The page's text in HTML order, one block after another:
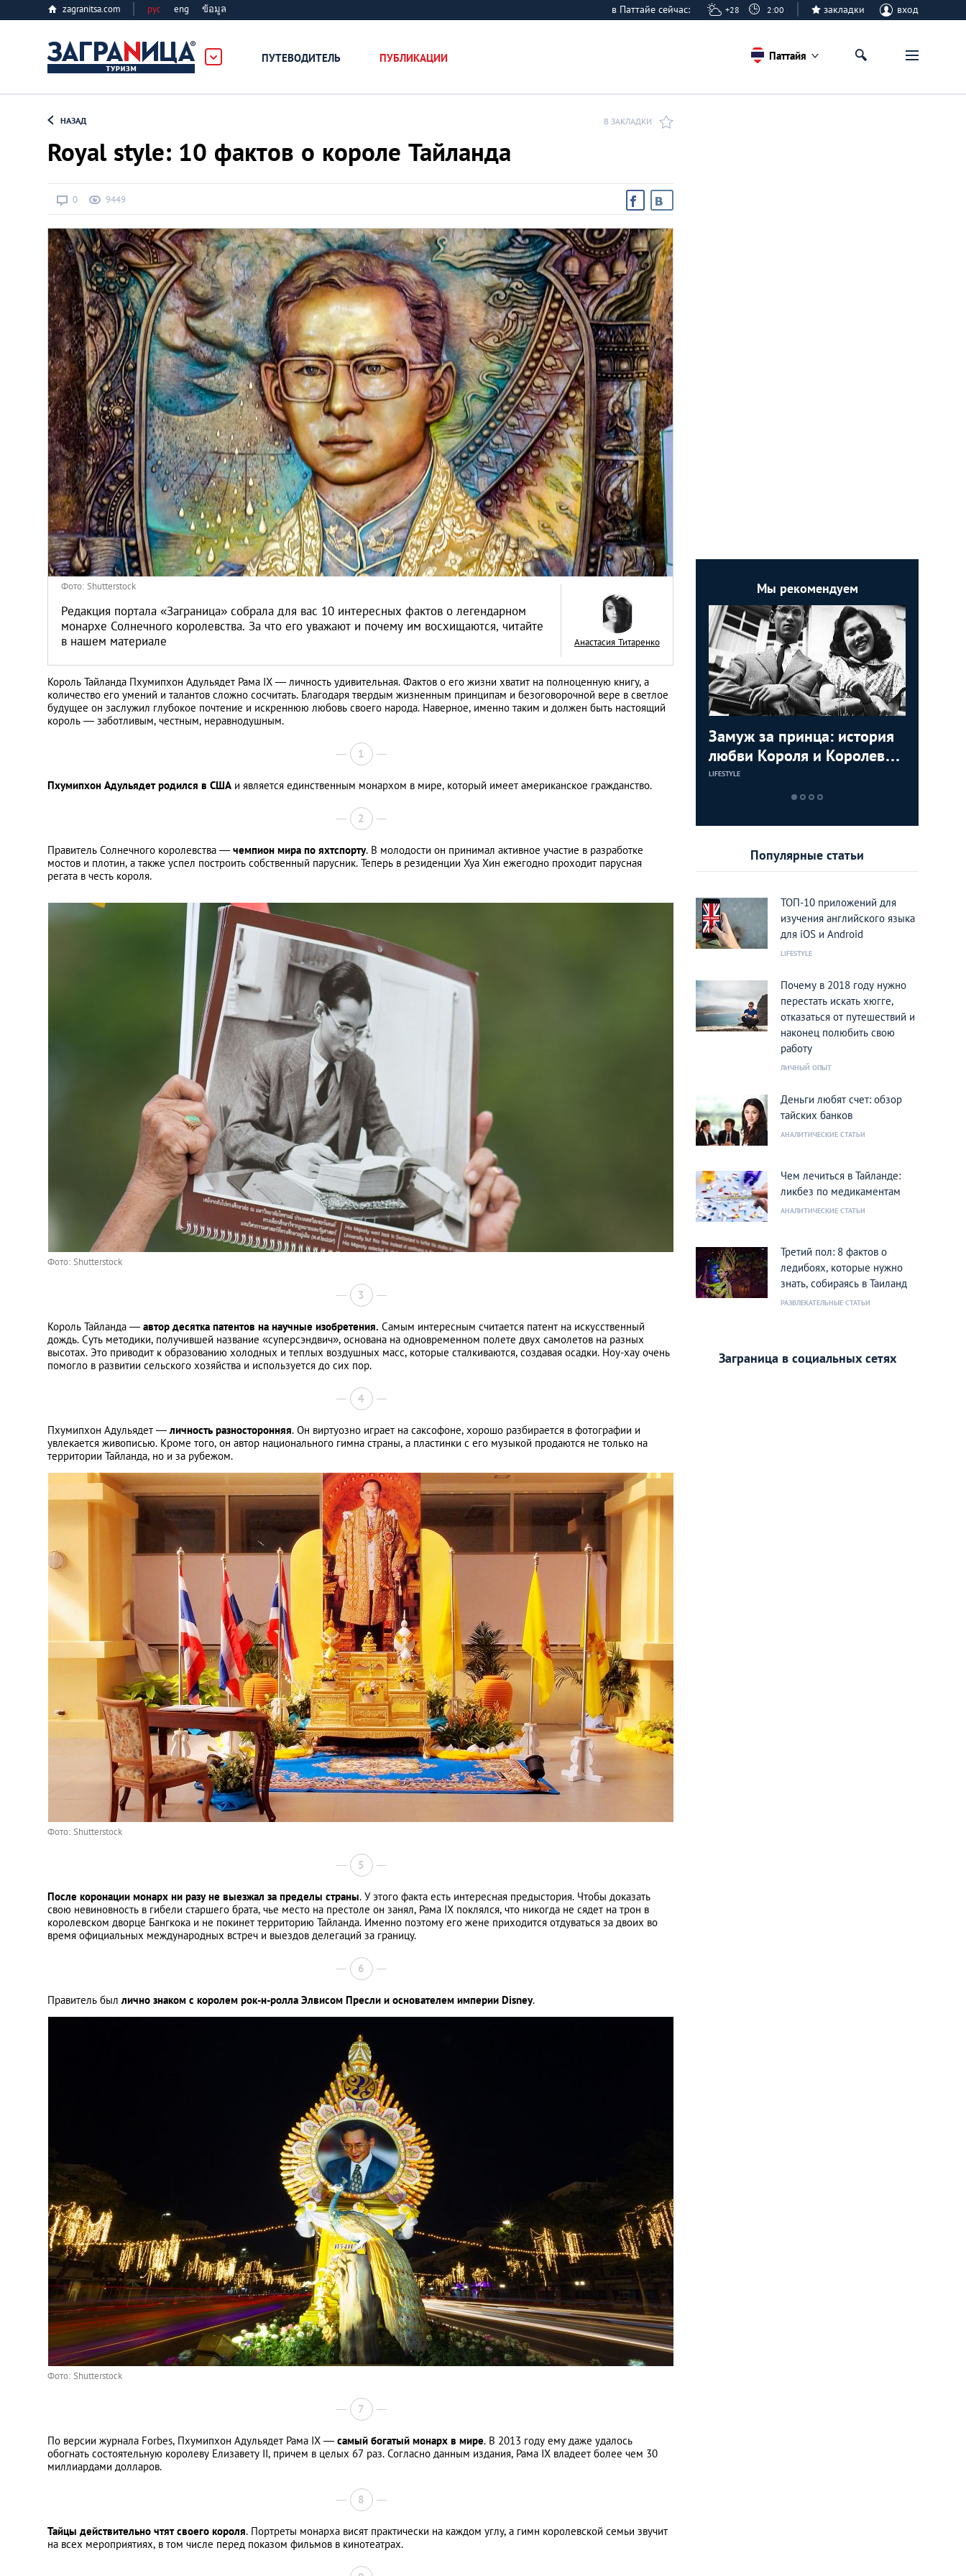
zagranitsa.com рус eng ข้อมูล в Паттайе сейчас: +28 2:00 закладки вход
ПУТЕВОДИТЕЛЬ ПУБЛИКАЦИИ
Алматы
Астана
Афины
Киев
Лондон
Лос-Анджелес
Москва
Париж
Паттайя
Пхукет
Санкт-Петербург
Паттайя
НАЗАД В ЗАКЛАДКИ
Royal style: 10 фактов о короле Тайланда
0 9449
Фото: Shutterstock
Редакция портала «Заграница» собрала для вас 10 интересных фактов о легендарном
монархе Солнечного королевства. За что его уважают и почему им восхищаются, читайте
в нашем материале
Анастасия Титаренко
Король Тайланда Пхумипхон Адульядет Рама IX — личность удивительная. Фактов о его жизни хватит на полноценную книгу, а
количество его умений и талантов сложно сосчитать. Благодаря твердым жизненным принципам и безоговорочной вере в светлое
будущее он заслужил глубокое почтение и искреннюю любовь своего народа. Наверное, именно таким и должен быть настоящий
король — заботливым, честным, неравнодушным.
1
Пхумипхон Адульядет родился в США и является единственным монархом в мире, который имеет американское гражданство.
2
Правитель Солнечного королевства — чемпион мира по яхтспорту. В молодости он принимал активное участие в разработке
мостов и плотин, а также успел построить собственный парусник. Теперь в резиденции Хуа Хин ежегодно проходит парусная
регата в честь короля.
Фото: Shutterstock
3
Король Тайланда — автор десятка патентов на научные изобретения. Самым интересным считается патент на искусственный
дождь. Суть методики, получившей название «суперсэндвич», основана на одновременном полете двух самолетов на разных
высотах. Это приводит к образованию холодных и теплых воздушных масс, которые сталкиваются, создавая осадки. Ноу-хау очень
помогло в развитии сельского хозяйства и используется до сих пор.
4
Пхумипхон Адульядет —личность разносторонняя. Он виртуозно играет на саксофоне, хорошо разбирается в фотографии и
увлекается живописью. Кроме того, он автор национального гимна страны, а пластинки с его музыкой продаются не только на
территории Тайланда, но и за рубежом.
Фото: Shutterstock
5
После коронации монарх ни разу не выезжал за пределы страны. У этого факта есть интересная предыстория. Чтобы доказать
свою невиновность в гибели старшего брата, чье место на престоле он занял, Рама IX поклялся, что никогда не сядет на трон в
королевском дворце Бангкока и не покинет территорию Тайланда. Именно поэтому его жене приходится отдуваться за двоих во
время официальных международных встреч и выездов делегаций за границу.
6
Правитель быллично знаком с королем рок-н-ролла Элвисом Пресли и основателем империи Disney.
Фото: Shutterstock
7
По версии журнала Forbes, Пхумипхон Адульядет Рама IX — самый богатый монарх в мире. В 2013 году ему даже удалось
обогнать состоятельную королеву Елизавету II, причем в целых 67 раз. Согласно данным издания, Рама IX владеет более чем 30
миллиардами долларов.
8
Тайцы действительно чтят своего короля. Портреты монарха висят практически на каждом углу, а гимн королевской семьи звучит
на всех мероприятиях, в том числе перед показом фильмов в кинотеатрах.
Мы рекомендуем
Замуж за принца: история
любви Короля и Королевы
Тайланда
LIFESTYLE
Популярные статьи
ТОП-10 приложений для
изучения английского языка
для iOS и Android
LIFESTYLE
Почему в 2018 году нужно
перестать искать хюгге,
отказаться от путешествий и
наконец полюбить свою
работу
ЛИЧНЫЙ ОПЫТ
Деньги любят счет: обзор
тайских банков
АНАЛИТИЧЕСКИЕ СТАТЬИ
Чем лечиться в Тайланде:
ликбез по медикаментам
АНАЛИТИЧЕСКИЕ СТАТЬИ
Третий пол: 8 фактов о
ледибоях, которые нужно
знать, собираясь в Таиланд
РАЗВЛЕКАТЕЛЬНЫЕ СТАТЬИ
Заграница в социальных сетях